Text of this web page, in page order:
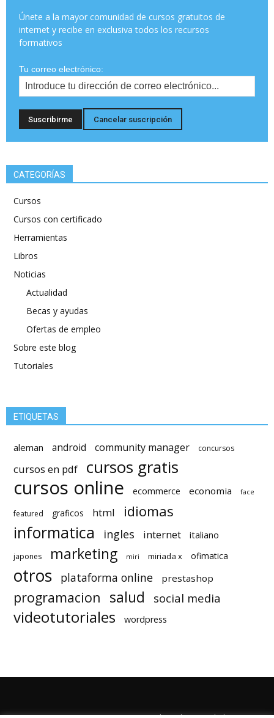
Únete a la mayor comunidad de cursos gratuitos de
internet y recibe en exclusiva todos los recursos
formativos
Tu correo electrónico:
CATEGORÍAS
Cursos
Cursos con certificado
Herramientas
Libros
Noticias
Actualidad
Becas y ayudas
Ofertas de empleo
Sobre este blog
Tutoriales
ETIQUETAS
aleman android community manager concursos
cursos en pdf cursos gratis
cursos online ecommerce economia face
featured graficos html idiomas
informatica ingles internet italiano
japones marketing miri miriada x ofimatica
otros plataforma online prestashop
programacion salud social media
videotutoriales wordpress